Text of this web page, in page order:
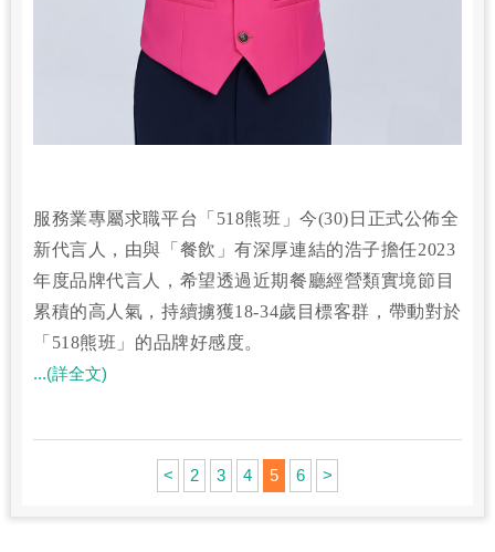
服務業專屬求職平台「518熊班」今(30)日正式公佈全
新代言人，由與「餐飲」有深厚連結的浩子擔任2023
年度品牌代言人，希望透過近期餐廳經營類實境節目
累積的高人氣，持續擄獲18-34歲目標客群，帶動對於
「518熊班」的品牌好感度。
...(詳全文)
< 2 3 4 5 6 >